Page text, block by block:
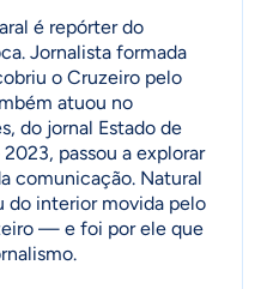
é repórter do
Jornalista formada
o Cruzeiro pelo
atuou no
do jornal Estado de
2023, passou a explorar
comunicação. Natural
do interior movida pelo
— e foi por ele que